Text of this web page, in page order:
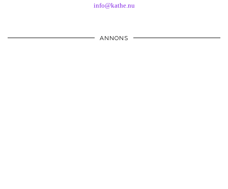
info@kathe.nu
ANNONS